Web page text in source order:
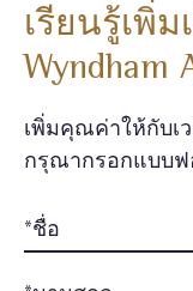
เรียนรู้เพิ่ม
Wyndham
เพิ่มคุณค่าให้กับเ
กรุณากรอกแบบฟ